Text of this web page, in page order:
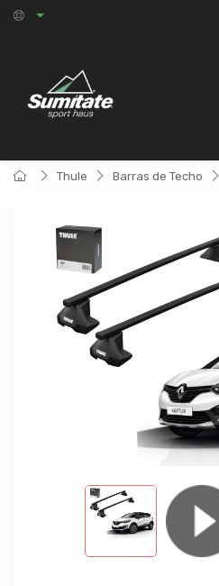
Thule Barras de Techo